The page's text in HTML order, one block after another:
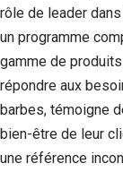
rôle de leader
un programme
gamme de
répondre aux
barbes, témoigne
bien-être de leur
une référence